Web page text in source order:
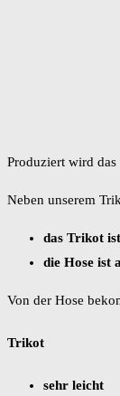
Produziert wird
Neben unserem
das Trikot
die Hose ist
Von der Hose
Trikot
sehr leicht